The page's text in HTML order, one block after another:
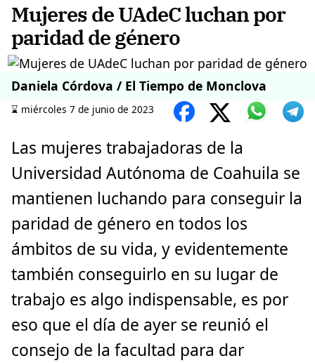
Mujeres de UAdeC luchan por
paridad de género
Daniela Córdova / El Tiempo de Monclova
⌛️ miércoles 7 de junio de 2023
Las mujeres trabajadoras de la
Universidad Autónoma de Coahuila se
mantienen luchando para conseguir la
paridad de género en todos los
ámbitos de su vida, y evidentemente
también conseguirlo en su lugar de
trabajo es algo indispensable, es por
eso que el día de ayer se reunió el
consejo de la facultad para dar